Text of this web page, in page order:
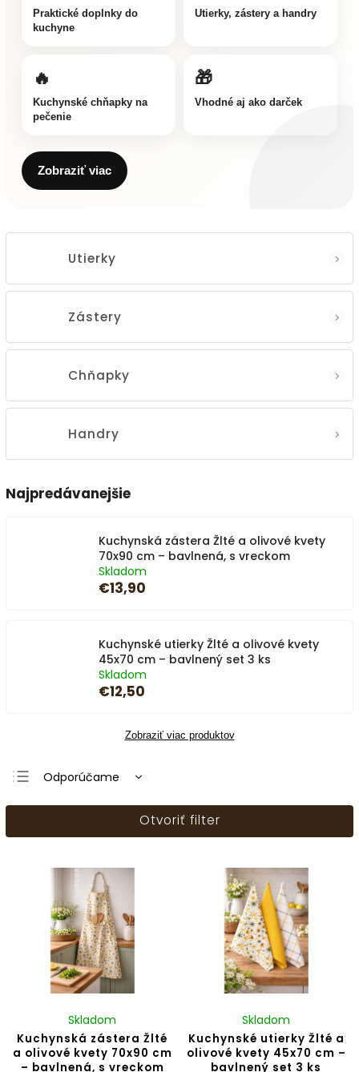
Praktické doplnky do
kuchyne
Utierky, zástery a handry
🔥
Kuchynské chňapky na
pečenie
🎁
Vhodné aj ako darček
Zobraziť viac
Utierky
Zástery
Chňapky
Handry
Najpredávanejšie
Kuchynská zástera Žlté a olivové kvety
70x90 cm – bavlnená, s vreckom
Skladom
€13,90
Kuchynské utierky Žlté a olivové kvety
45x70 cm – bavlnený set 3 ks
Skladom
€12,50
Zobraziť viac produktov
Odporúčame
Najlacnejšie
Abecedne
Otvoriť filter
Kuchynská zástera Žlté
a olivové kvety 70x90 cm
– bavlnená, s vreckom
Skladom
Kuchynské utierky Žlté a
olivové kvety 45x70 cm –
bavlnený set 3 ks
Skladom